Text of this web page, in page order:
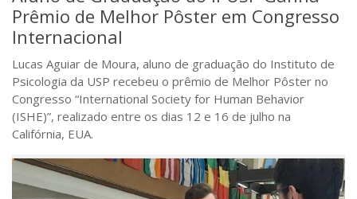
Educação
Arte e Cultura
Bio
Saúde
Seções
Perfil
Prêmio de Melhor Pôster em Congresso
Internacional
Lucas Aguiar de Moura, aluno de graduação do Instituto de
Psicologia da USP recebeu o prêmio de Melhor Pôster no
Congresso “International Society for Human Behavior
(ISHE)”, realizado entre os dias 12 e 16 de julho na
Califórnia, EUA.